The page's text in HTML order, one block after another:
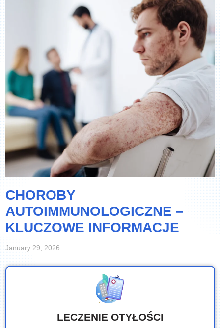
CHOROBY
AUTOIMMUNOLOGICZNE –
KLUCZOWE INFORMACJE
January 29, 2026
LECZENIE OTYŁOŚCI